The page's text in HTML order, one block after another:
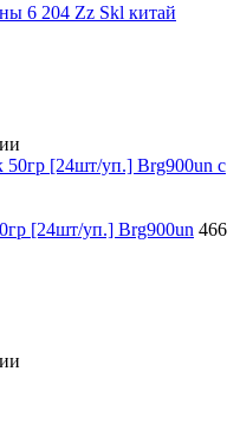
6 204 Zz Skl китай
[24шт/уп.] Brg900un 466